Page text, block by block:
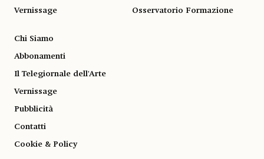
Vernissage Osservatorio Formazione
Chi Siamo
Abbonamenti
Il Telegiornale dell'Arte
Vernissage
Pubblicità
Contatti
Cookie & Policy